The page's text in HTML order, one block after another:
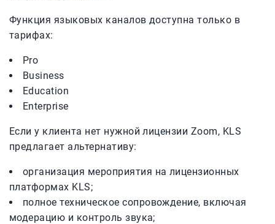
Функция языковых каналов доступна только в
тарифах:
Pro
Business
Education
Enterprise
Если у клиента нет нужной лицензии Zoom, KLS
предлагает альтернативу:
организация мероприятия на лицензионных
платформах KLS;
полное техническое сопровождение, включая
модерацию и контроль звука;